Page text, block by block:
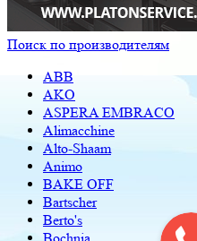
Поиск по производителям
ABB
AKO
ASPERA EMBRACO
Alimacchine
Alto-Shaam
Animo
BAKE OFF
Bartscher
Berto's
Bochnia